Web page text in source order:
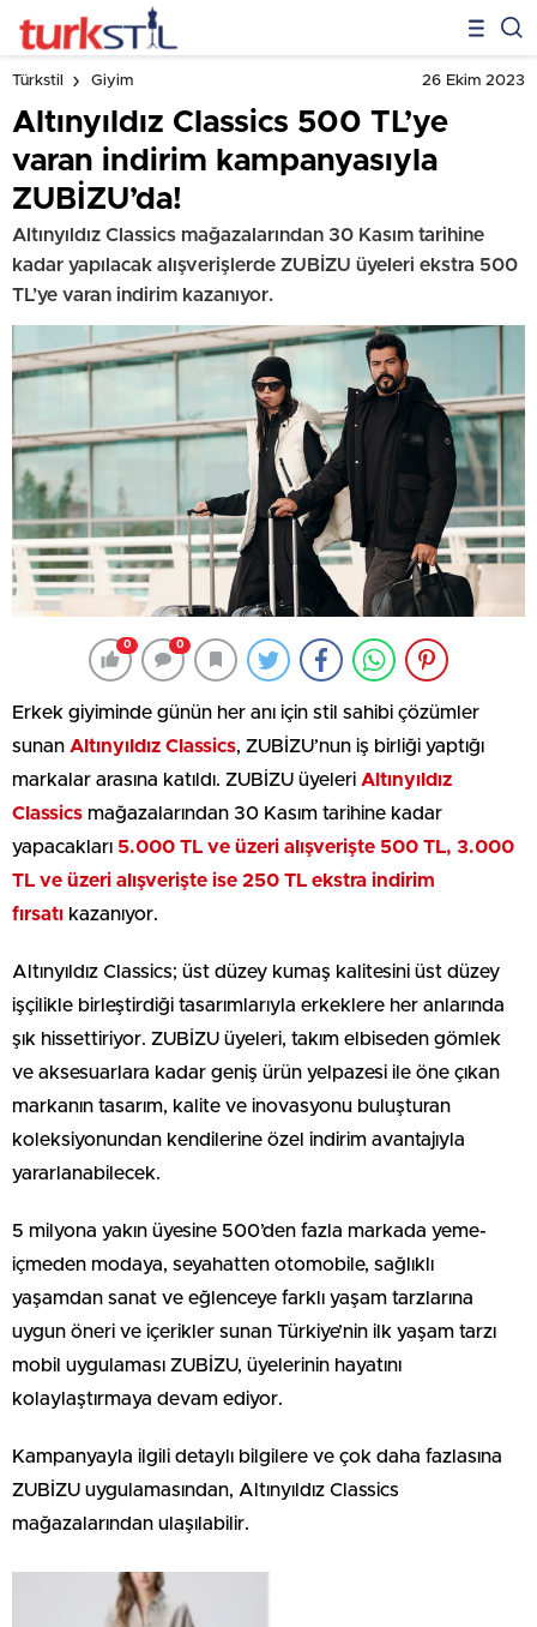
Türkstil Giyim 26 Ekim 2023
Altınyıldız Classics 500 TL’ye
varan indirim kampanyasıyla
ZUBİZU’da!
Altınyıldız Classics mağazalarından 30 Kasım tarihine
kadar yapılacak alışverişlerde ZUBİZU üyeleri ekstra 500
TL’ye varan indirim kazanıyor.
0 0
Erkek giyiminde günün her anı için stil sahibi çözümler
sunan Altınyıldız Classics, ZUBİZU’nun iş birliği yaptığı
markalar arasına katıldı. ZUBİZU üyeleri Altınyıldız
Classics mağazalarından 30 Kasım tarihine kadar
yapacakları 5.000 TL ve üzeri alışverişte 500 TL, 3.000
TL ve üzeri alışverişte ise 250 TL ekstra indirim
fırsatı kazanıyor.
Altınyıldız Classics; üst düzey kumaş kalitesini üst düzey
işçilikle birleştirdiği tasarımlarıyla erkeklere her anlarında
şık hissettiriyor. ZUBİZU üyeleri, takım elbiseden gömlek
ve aksesuarlara kadar geniş ürün yelpazesi ile öne çıkan
markanın tasarım, kalite ve inovasyonu buluşturan
koleksiyonundan kendilerine özel indirim avantajıyla
yararlanabilecek.
5 milyona yakın üyesine 500’den fazla markada yeme-
içmeden modaya, seyahatten otomobile, sağlıklı
yaşamdan sanat ve eğlenceye farklı yaşam tarzlarına
uygun öneri ve içerikler sunan Türkiye’nin ilk yaşam tarzı
mobil uygulaması ZUBİZU, üyelerinin hayatını
kolaylaştırmaya devam ediyor.
Kampanyayla ilgili detaylı bilgilere ve çok daha fazlasına
ZUBİZU uygulamasından, Altınyıldız Classics
mağazalarından ulaşılabilir.